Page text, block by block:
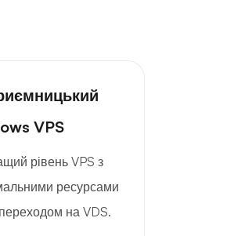
VPS
рівень VPS з
ресурсами
на VDS.